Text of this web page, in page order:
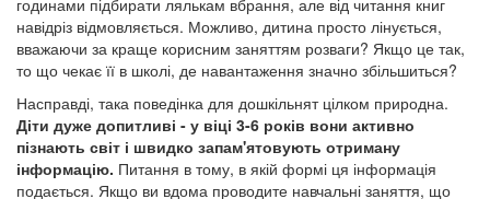
годинами підбирати лялькам вбрання, але від читання книг
навідріз відмовляється. Можливо, дитина просто лінується,
вважаючи за краще корисним заняттям розваги? Якщо це так,
то що чекає її в школі, де навантаження значно збільшиться?
Насправді, така поведінка для дошкільнят цілком природна.
Діти дуже допитливі - у віці 3-6 років вони активно
пізнають світ і швидко запам'ятовують отриману
інформацію. Питання в тому, в якій формі ця інформація
подається. Якщо ви вдома проводите навчальні заняття, що